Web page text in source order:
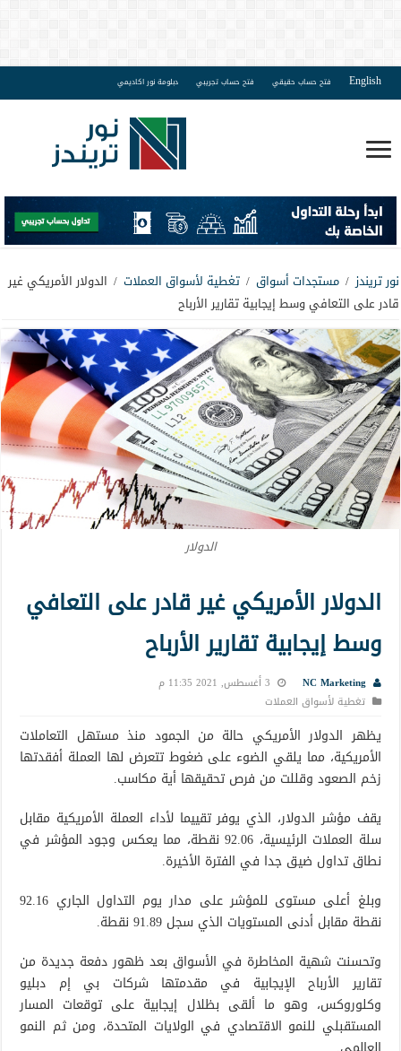
English فتح حساب حقيقي فتح حساب تجريبي دبلومة نور اكاديمي
نور تريندز / مستجدات أسواق / تغطية لأسواق العملات / الدولار الأمريكي غير
قادر على التعافي وسط إيجابية تقارير الأرباح
الدولار
الدولار الأمريكي غير قادر على التعافي
وسط إيجابية تقارير الأرباح
NC Marketing
3 أغسطس, 2021 11:35 م
تغطية لأسواق العملات
يظهر الدولار الأمريكي حالة من الجمود منذ مستهل التعاملات
الأمريكية، مما يلقي الضوء على ضغوط تتعرض لها العملة أفقدتها
زخم الصعود وقللت من فرص تحقيقها أية مكاسب.
يقف مؤشر الدولار، الذي يوفر تقييما لأداء العملة الأمريكية مقابل
سلة العملات الرئيسية، 92.06 نقطة، مما يعكس وجود المؤشر في
نطاق تداول ضيق جدا في الفترة الأخيرة.
وبلغ أعلى مستوى للمؤشر على مدار يوم التداول الجاري 92.16
نقطة مقابل أدنى المستويات الذي سجل 91.89 نقطة.
وتحسنت شهية المخاطرة في الأسواق بعد ظهور دفعة جديدة من
تقارير الأرباح الإيجابية في مقدمتها شركات بي إم دبليو
وكلوروكس، وهو ما ألقى بظلال إيجابية على توقعات المسار
المستقبلي للنمو الاقتصادي في الولايات المتحدة، ومن ثم النمو